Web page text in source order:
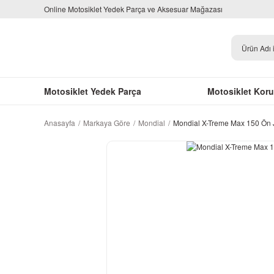
Online Motosiklet Yedek Parça ve Aksesuar Mağazası
Motosiklet Yedek Parça Motosiklet
Anasayfa Markaya Göre Mondial Mondial X-Treme Max 150 Ön